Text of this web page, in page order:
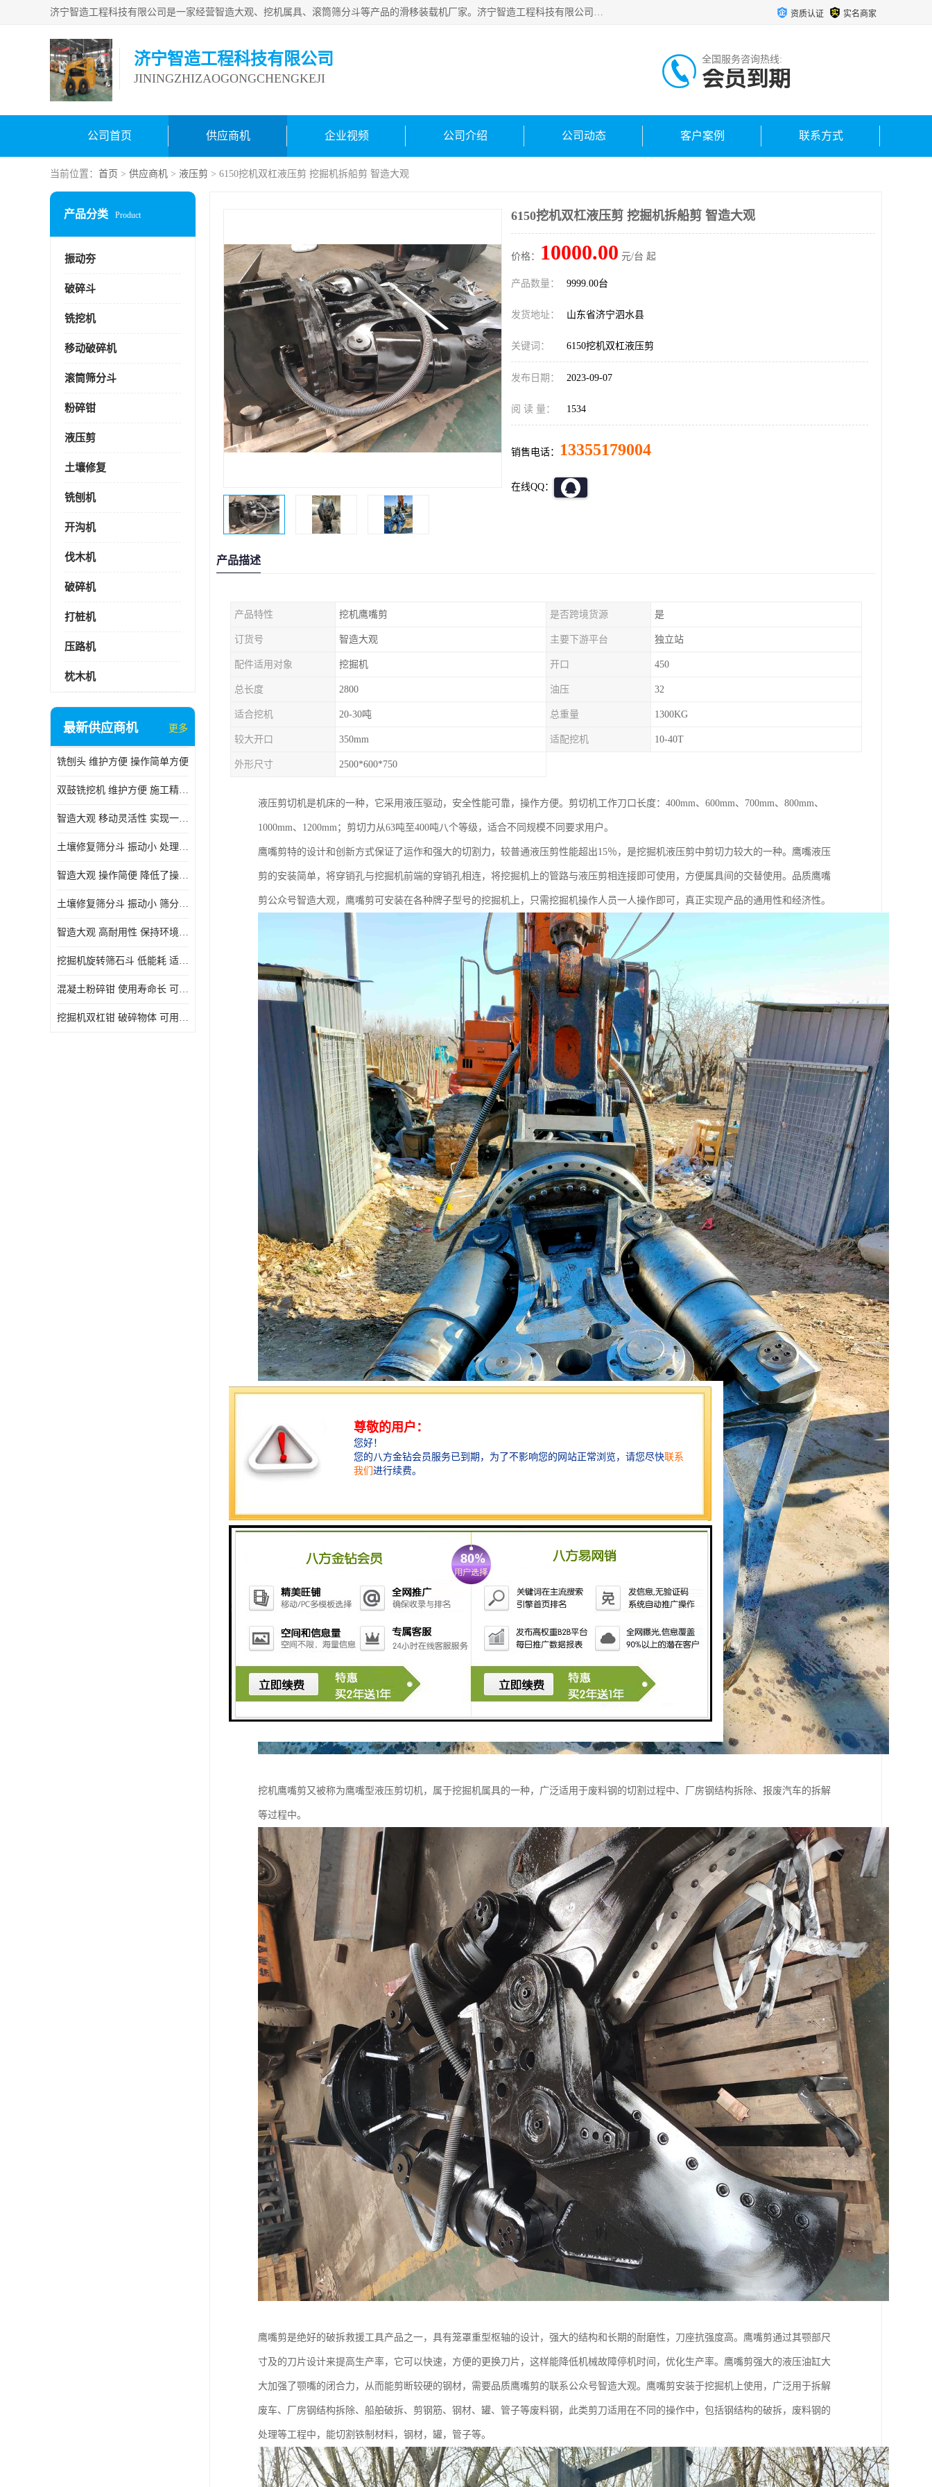
济宁智造工程科技有限公司是一家经营智造大观、挖机属具、滚筒筛分斗等产品的滑移装载机厂家。济宁智造工程科技有限公司奉行以质量赢得用户，诚信为本，互利共赢的宗旨，依靠雄厚的技术力量，科学的管理制度，先进的加工检测设备，始终坚持以客户为中心，免费咨询！ 资质认证 实名商家
济宁智造工程科技有限公司
JININGZHIZAOGONGCHENGKEJI
全国服务咨询热线:
会员到期
公司首页 供应商机 企业视频 公司介绍 公司动态 客户案例 联系方式
当前位置： 首页 > 供应商机 > 液压剪 > 6150挖机双杠液压剪 挖掘机拆船剪 智造大观
产品分类 Product
振动夯
破碎斗
铣挖机
移动破碎机
滚筒筛分斗
粉碎钳
液压剪
土壤修复
铣刨机
开沟机
伐木机
破碎机
打桩机
压路机
枕木机
最新供应商机 更多
铣刨头 维护方便 操作简单方便
双鼓铣挖机 维护方便 施工精度高
智造大观 移动灵活性 实现一机多用
土壤修复筛分斗 振动小 处理能力大
智造大观 操作简便 降低了操作难度
土壤修复筛分斗 振动小 筛分效果可调节
智造大观 高耐用性 保持环境整洁
挖掘机旋转筛石斗 低能耗 适用范围广
混凝土粉碎钳 使用寿命长 可用于多种场合
挖掘机双杠钳 破碎物体 可用于多种场合
6150挖机双杠液压剪 挖掘机拆船剪 智造大观
价格： 10000.00 元/台 起
产品数量： 9999.00台
发货地址： 山东省济宁泗水县
关键词： 6150挖机双杠液压剪
发布日期： 2023-09-07
阅 读 量： 1534
销售电话： 13355179004
在线QQ：
产品描述
产品特性 挖机鹰嘴剪 是否跨境货源 是
订货号 智造大观 主要下游平台 独立站
配件适用对象 挖掘机 开口 450
总长度 2800 油压 32
适合挖机 20-30吨 总重量 1300KG
较大开口 350mm 适配挖机 10-40T
外形尺寸 2500*600*750
液压剪切机是机床的一种，它采用液压驱动，安全性能可靠，操作方便。剪切机工作刀口长度：400mm、600mm、700mm、800mm、
1000mm、1200mm；剪切力从63吨至400吨八个等级，适合不同规模不同要求用户。
鹰嘴剪特的设计和创新方式保证了运作和强大的切割力，较普通液压剪性能超出15％，是挖掘机液压剪中剪切力较大的一种。鹰嘴液压
剪的安装简单，将穿销孔与挖掘机前端的穿销孔相连，将挖掘机上的管路与液压剪相连接即可使用，方便属具间的交替使用。品质鹰嘴
剪公众号智造大观，鹰嘴剪可安装在各种牌子型号的挖掘机上，只需挖掘机操作人员一人操作即可，真正实现产品的通用性和经济性。
挖机鹰嘴剪又被称为鹰嘴型液压剪切机，属于挖掘机属具的一种，广泛适用于废料钢的切割过程中、厂房钢结构拆除、报废汽车的拆解
等过程中。
鹰嘴剪是绝好的破拆救援工具产品之一，具有笼罩重型枢轴的设计，强大的结构和长期的耐磨性，刀座抗强度高。鹰嘴剪通过其颚部尺
寸及的刀片设计来提高生产率，它可以快速，方便的更换刀片，这样能降低机械故障停机时间，优化生产率。鹰嘴剪强大的液压油缸大
大加强了颚嘴的闭合力，从而能剪断较硬的钢材，需要品质鹰嘴剪的联系公众号智造大观。鹰嘴剪安装于挖掘机上使用，广泛用于拆解
废车、厂房钢结构拆除、船舶破拆、剪钢筋、钢材、罐、管子等废料钢，此类剪刀适用在不同的操作中，包括钢结构的破拆，废料钢的
处理等工程中，能切割铁制材料，钢材，罐，管子等。